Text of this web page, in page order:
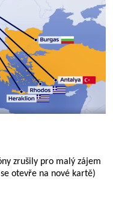
zrušily pro malý zájem
otevře na nové kartě)